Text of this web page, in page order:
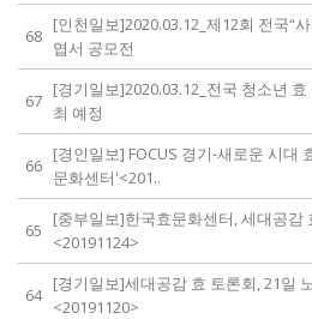
68
[인천일보]2020.03.12_제12회 전국“사
엽서 공모전
67
[경기일보]2020.03.12_전국 청소년 효
최 예정
66
[경인일보] FOCUS 경기-새로운 시대
문화센터'<201..
65
[중부일보]한국효문화센터, 세대공감
<20191124>
64
[경기일보]세대공감 효 토론회, 21일
<20191120>